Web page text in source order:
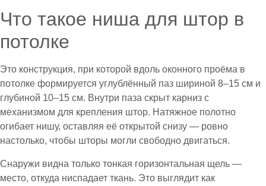
Что такое ниша для штор в
потолке
Это конструкция, при которой вдоль оконного проёма в
потолке формируется углублённый паз шириной 8–15 см и
глубиной 10–15 см. Внутри паза скрыт карниз с
механизмом для крепления штор. Натяжное полотно
огибает нишу, оставляя её открытой снизу — ровно
настолько, чтобы шторы могли свободно двигаться.
Снаружи видна только тонкая горизонтальная щель —
место, откуда ниспадает ткань. Это выглядит как